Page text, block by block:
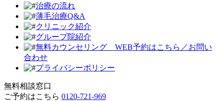
治療の流れ
薄毛治療Q&A
クリニック紹介
グループ院紹介
無料カウンセリング WEB予約はこちら／お問い
合わせ
プライバシーポリシー
無料相談窓口
ご予約はこちら 0120-721-969